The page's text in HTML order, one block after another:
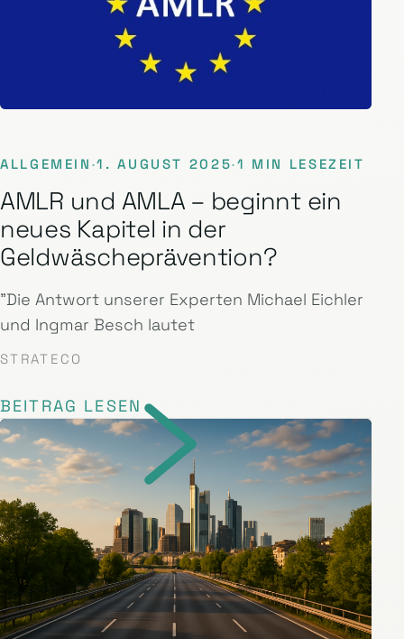
ALLGEMEIN ·1. AUGUST 2025·1 MIN LESEZEIT
AMLR und AMLA – beginnt ein
neues Kapitel in der
Geldwäscheprävention?
"Die Antwort unserer Experten Michael Eichler
und Ingmar Besch lautet
STRATECO
BEITRAG LESEN